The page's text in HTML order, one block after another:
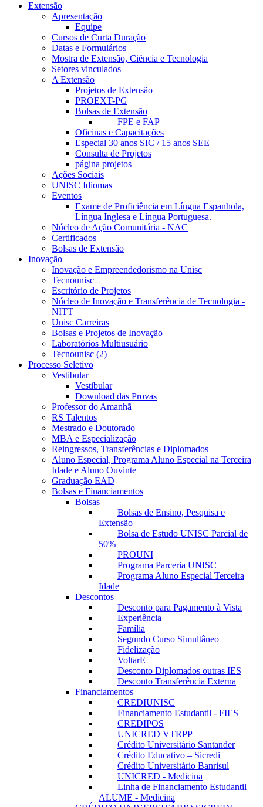
Extensão
Apresentação
Equipe
Cursos de Curta Duração
Datas e Formulários
Mostra de Extensão, Ciência e Tecnologia
Setores vinculados
A Extensão
Projetos de Extensão
PROEXT-PG
Bolsas de Extensão
FPE e FAP
Oficinas e Capacitações
Especial 30 anos SIC / 15 anos SEE
Consulta de Projetos
página projetos
Ações Sociais
UNISC Idiomas
Eventos
Exame de Proficiência em Língua Espanhola,
Língua Inglesa e Língua Portuguesa.
Núcleo de Ação Comunitária - NAC
Certificados
Bolsas de Extensão
Inovação
Inovação e Empreendedorismo na Unisc
Tecnounisc
Escritório de Projetos
Núcleo de Inovação e Transferência de Tecnologia -
NITT
Unisc Carreiras
Bolsas e Projetos de Inovação
Laboratórios Multiusuário
Tecnounisc (2)
Processo Seletivo
Vestibular
Vestibular
Download das Provas
Professor do Amanhã
RS Talentos
Mestrado e Doutorado
MBA e Especialização
Reingressos, Transferências e Diplomados
Aluno Especial, Programa Aluno Especial na Terceira
Idade e Aluno Ouvinte
Graduação EAD
Bolsas e Financiamentos
Bolsas
Bolsas de Ensino, Pesquisa e
Extensão
Bolsa de Estudo UNISC Parcial de
50%
PROUNI
Programa Parceria UNISC
Programa Aluno Especial Terceira
Idade
Descontos
Desconto para Pagamento à Vista
Experiência
Família
Segundo Curso Simultâneo
Fidelização
VoltarE
Desconto Diplomados outras IES
Desconto Transferência Externa
Financiamentos
CREDIUNISC
Financiamento Estudantil - FIES
CREDIPOS
UNICRED VTRPP
Crédito Universitário Santander
Crédito Educativo – Sicredi
Crédito Universitário Banrisul
UNICRED - Medicina
Linha de Financiamento Estudantil
ALUME - Medicina